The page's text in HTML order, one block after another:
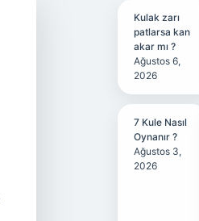
Kulak zarı
patlarsa kan
akar mı ?
Ağustos 6,
2026
7 Kule Nasıl
Oynanır ?
Ağustos 3,
2026